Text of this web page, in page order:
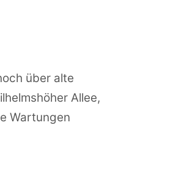
über alte
Allee,
Wartungen